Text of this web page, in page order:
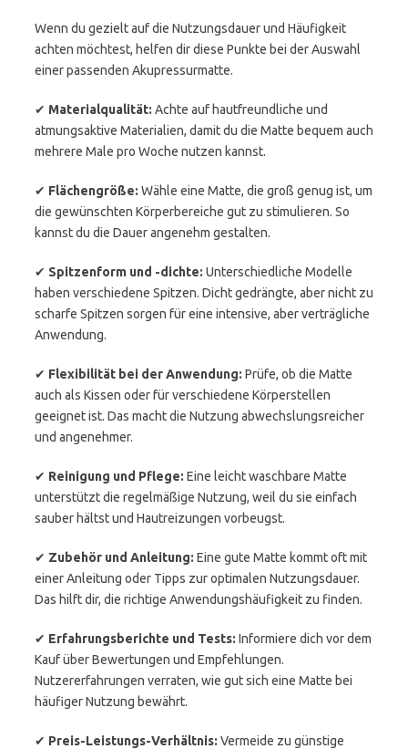
Wenn du gezielt auf die Nutzungsdauer und Häufigkeit
achten möchtest, helfen dir diese Punkte bei der Auswahl
einer passenden Akupressurmatte.
✔ Materialqualität: Achte auf hautfreundliche und
atmungsaktive Materialien, damit du die Matte bequem auch
mehrere Male pro Woche nutzen kannst.
✔ Flächengröße: Wähle eine Matte, die groß genug ist, um
die gewünschten Körperbereiche gut zu stimulieren. So
kannst du die Dauer angenehm gestalten.
✔ Spitzenform und -dichte: Unterschiedliche Modelle
haben verschiedene Spitzen. Dicht gedrängte, aber nicht zu
scharfe Spitzen sorgen für eine intensive, aber verträgliche
Anwendung.
✔ Flexibilität bei der Anwendung: Prüfe, ob die Matte
auch als Kissen oder für verschiedene Körperstellen
geeignet ist. Das macht die Nutzung abwechslungsreicher
und angenehmer.
✔ Reinigung und Pflege: Eine leicht waschbare Matte
unterstützt die regelmäßige Nutzung, weil du sie einfach
sauber hältst und Hautreizungen vorbeugst.
✔ Zubehör und Anleitung: Eine gute Matte kommt oft mit
einer Anleitung oder Tipps zur optimalen Nutzungsdauer.
Das hilft dir, die richtige Anwendungshäufigkeit zu finden.
✔ Erfahrungsberichte und Tests: Informiere dich vor dem
Kauf über Bewertungen und Empfehlungen.
Nutzererfahrungen verraten, wie gut sich eine Matte bei
häufiger Nutzung bewährt.
✔ Preis-Leistungs-Verhältnis: Vermeide zu günstige